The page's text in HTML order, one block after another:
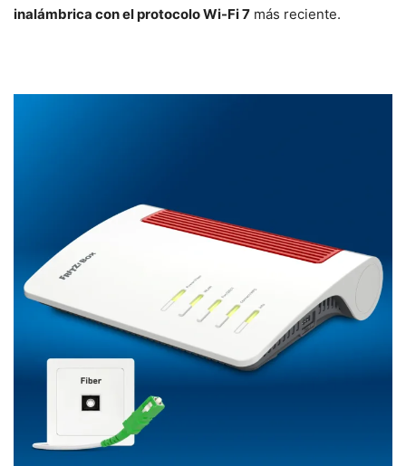
inalámbrica con el protocolo Wi-Fi 7 más reciente.